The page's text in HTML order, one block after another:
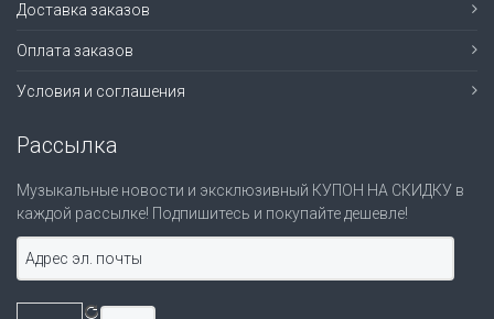
Доставка заказов
Оплата заказов
Условия и соглашения
Рассылка
Музыкальные новости и эксклюзивный КУПОН НА СКИДКУ в
каждой рассылке! Подпишитесь и покупайте дешевле!